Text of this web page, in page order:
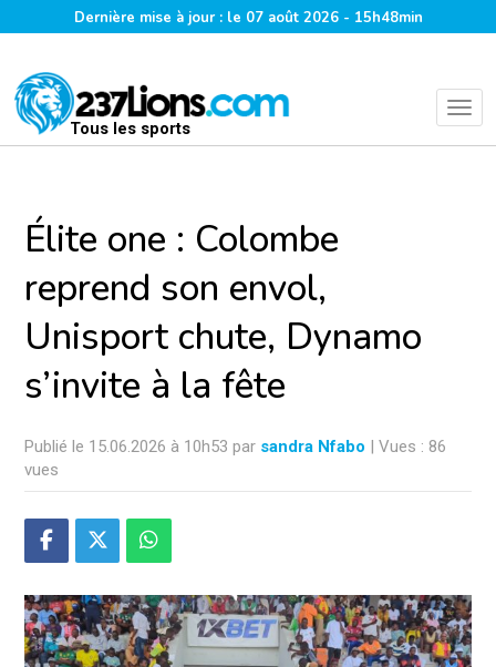
Dernière mise à jour : le 07 août 2026 - 15h48min
Tous les sports
Élite one : Colombe
reprend son envol,
Unisport chute, Dynamo
s’invite à la fête
Publié le 15.06.2026 à 10h53 par sandra Nfabo | Vues : 86
vues